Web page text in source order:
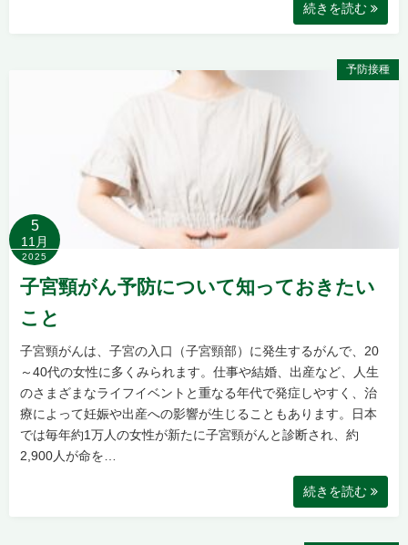
続きを読む
予防接種
5
11月
2025
子宮頸がん予防について知っておきたい
こと
子宮頸がんは、子宮の入口（子宮頸部）に発生するがんで、20
～40代の女性に多くみられます。仕事や結婚、出産など、人生
のさまざまなライフイベントと重なる年代で発症しやすく、治
療によって妊娠や出産への影響が生じることもあります。日本
では毎年約1万人の女性が新たに子宮頸がんと診断され、約
2,900人が命を…
続きを読む